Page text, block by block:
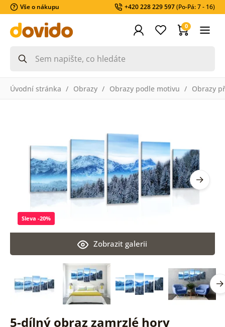
Vše o nákupu +420 228 229 597(Po-Pá: 7 - 16)
0
Úvodní stránka Obrazy Obrazy podle motivu Obrazy
5-dílný obraz zamrzlé hory
Zobrazit galerii
Sleva -20%